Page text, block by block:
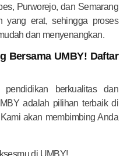
Purworejo, dan Semarang
yang erat, sehingga proses
dan menyenangkan.
Bersama UMBY! Daftar
berkualitas dan
adalah pilihan terbaik di
akan membimbing Anda
di UMBY!